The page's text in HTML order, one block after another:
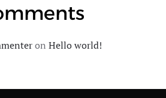
on Hello world!